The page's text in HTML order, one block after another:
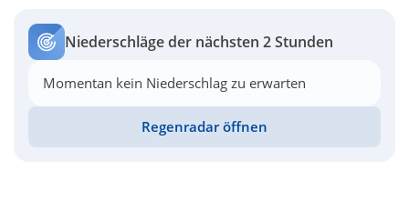
Niederschläge der nächsten 2 Stunden
Momentan kein Niederschlag zu erwarten
Regenradar öffnen